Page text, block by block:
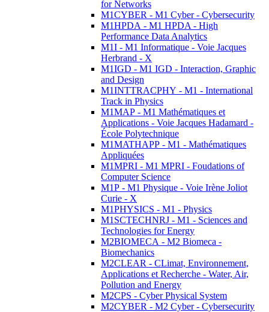
for Networks
M1CYBER - M1 Cyber - Cybersecurity
M1HPDA - M1 HPDA - High
Performance Data Analytics
M1I - M1 Informatique - Voie Jacques
Herbrand - X
M1IGD - M1 IGD - Interaction, Graphic
and Design
M1INTTRACPHY - M1 - International
Track in Physics
M1MAP - M1 Mathématiques et
Applications - Voie Jacques Hadamard -
École Polytechnique
M1MATHAPP - M1 - Mathématiques
Appliquées
M1MPRI - M1 MPRI - Foudations of
Computer Science
M1P - M1 Physique - Voie Irène Joliot
Curie - X
M1PHYSICS - M1 - Physics
M1SCTECHNRJ - M1 - Sciences and
Technologies for Energy
M2BIOMECA - M2 Biomeca -
Biomechanics
M2CLEAR - CLimat, Environnement,
Applications et Recherche - Water, Air,
Pollution and Energy
M2CPS - Cyber Physical System
M2CYBER - M2 Cyber - Cybersecurity